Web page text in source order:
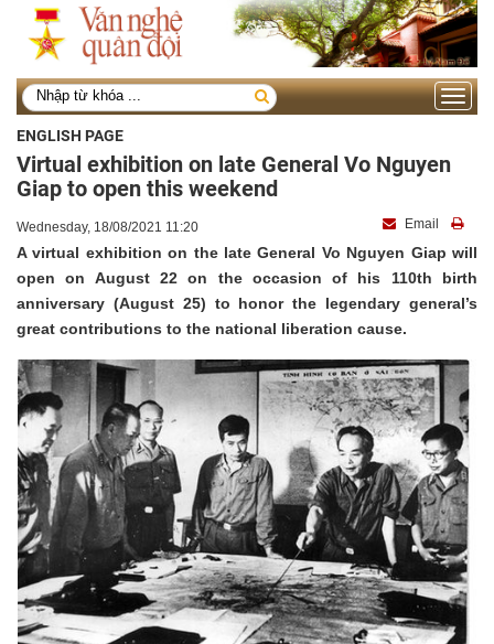
Toggle
ENGLISH PAGE
Virtual exhibition on late General Vo Nguyen
Giap to open this weekend
Wednesday, 18/08/2021 11:20 Email
A virtual exhibition on the late General Vo Nguyen Giap will
open on August 22 on the occasion of his 110th birth
anniversary (August 25) to honor the legendary general’s
great contributions to the national liberation cause.